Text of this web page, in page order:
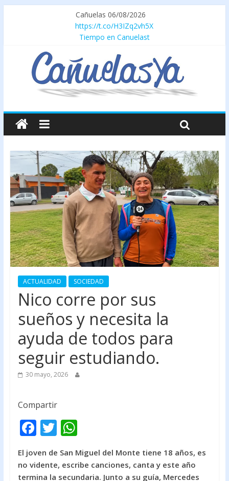
Cañuelas 06/08/2026
https://t.co/H3IZq2vh5X
Tiempo en Canuelast
ACTUALIDAD SOCIEDAD
Nico corre por sus
sueños y necesita la
ayuda de todos para
seguir estudiando.
30 mayo, 2026
Compartir
F
ac
e
T
itt
W
h
at
El joven de San Miguel del Monte tiene 18 años, es
no vidente, escribe canciones, canta y este año
termina la secundaria. Junto a su guía, Mercedes